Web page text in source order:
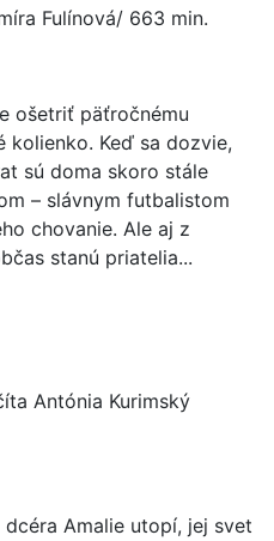
Fulínová/ 663 min.
ošetriť päťročnému
Keď sa dozvie,
sú doma skoro stále
– slávnym futbalistom
chovanie. Ale aj z
stanú priatelia...
Antónia Kurimský
Amalie utopí, jej svet